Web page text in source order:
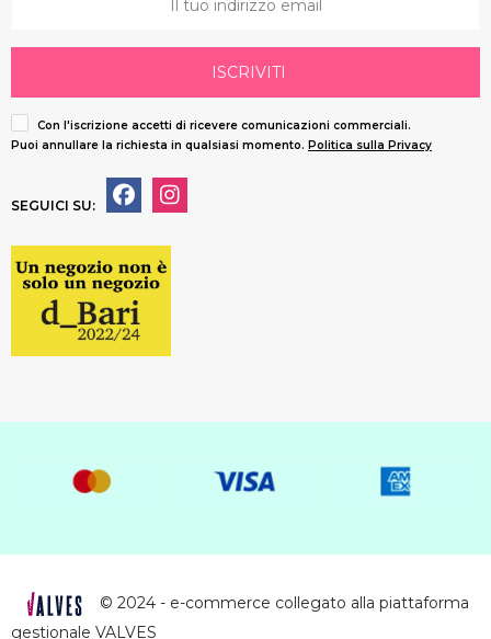
ISCRIVITI
Con l'iscrizione accetti di ricevere comunicazioni commerciali.
Puoi annullare la richiesta in qualsiasi momento. Politica sulla Privacy
SEGUICI SU:
© 2024 - e-commerce collegato alla piattaforma
gestionale VALVES